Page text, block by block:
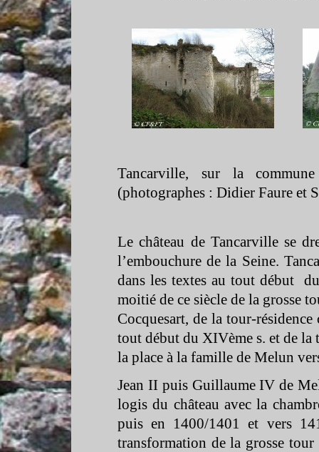
Tancarville, sur la
(photographes : Didier Faure et
Le château de Tancarville se
l’embouchure de la Seine.
dans les textes au tout début
moitié de ce siècle de la grosse
Cocquesart, de la tour-résidence
tout début du XIVème s. et de la
la place à la famille de Melun
Jean II puis Guillaume IV de
logis du château avec la
puis en 1400/1401 et vers
transformation de la grosse